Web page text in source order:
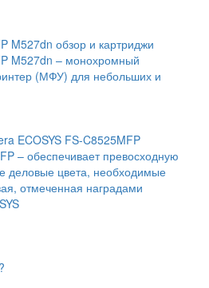
M527dn обзор и картриджи
M527dn – монохромный
(МФУ) для небольших и
ECOSYS FS-C8525MFP
– обеспечивает превосходную
деловые цвета, необходимые
отмеченная наградами